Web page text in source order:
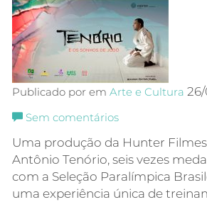
Publicado por em Arte e Cultura 26/
Sem comentários
Uma produção da Hunter
Antônio Tenório, seis vezes
com a Seleção Paralímpica
uma experiência única de